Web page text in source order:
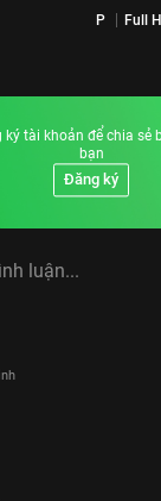
P Full
ký tài khoản để chia sẻ
bạn
Đăng ký